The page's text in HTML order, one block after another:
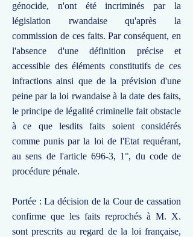
génocide, n'ont été incriminés par la
législation rwandaise qu'après la
commission de ces faits. Par conséquent, en
l'absence d'une définition précise et
accessible des éléments constitutifs de ces
infractions ainsi que de la prévision d'une
peine par la loi rwandaise à la date des faits,
le principe de légalité criminelle fait obstacle
à ce que lesdits faits soient considérés
comme punis par la loi de l'Etat requérant,
au sens de l'article 696-3, 1°, du code de
procédure pénale.
Portée : La décision de la Cour de cassation
confirme que les faits reprochés à M. X.
sont prescrits au regard de la loi française,